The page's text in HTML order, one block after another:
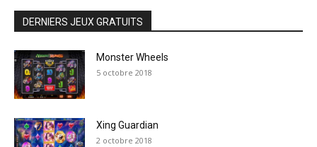
DERNIERS JEUX GRATUITS
Monster Wheels
5 octobre 2018
Xing Guardian
2 octobre 2018